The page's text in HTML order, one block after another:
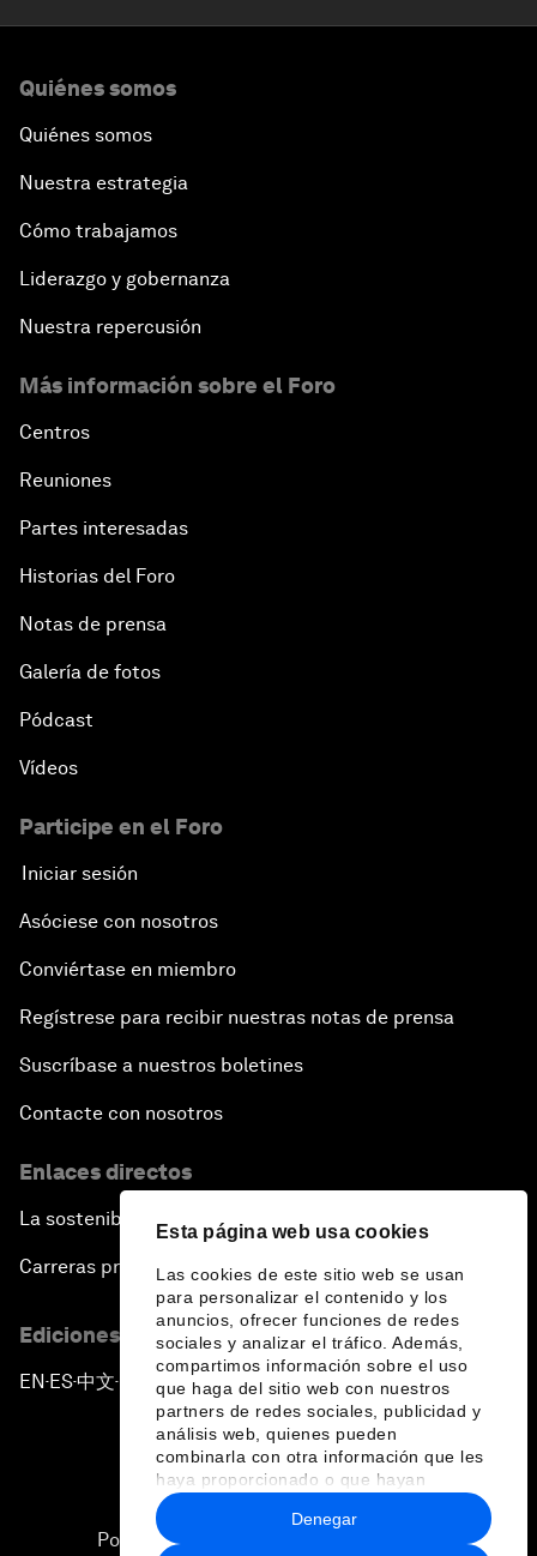
Esta página web usa cookies
Las cookies de este sitio web se usan
para personalizar el contenido y los
anuncios, ofrecer funciones de redes
sociales y analizar el tráfico. Además,
compartimos información sobre el uso
que haga del sitio web con nuestros
partners de redes sociales, publicidad y
análisis web, quienes pueden
combinarla con otra información que les
haya proporcionado o que hayan
recopilado a partir del uso que haya
hecho de sus servicios.
Denegar
Quiénes somos
Quiénes somos
Nuestra estrategia
Cómo trabajamos
Liderazgo y gobernanza
Nuestra repercusión
Más información sobre el Foro
Centros
Reuniones
Partes interesadas
Historias del Foro
Notas de prensa
Galería de fotos
Pódcast
Vídeos
Participe en el Foro
Iniciar sesión
Asóciese con nosotros
Conviértase en miembro
Regístrese para recibir nuestras notas de prensa
Suscríbase a nuestros boletines
Contacte con nosotros
Enlaces directos
La sostenibilidad en el Foro
Carreras profesionales
Ediciones en otros idiomas
EN ▪ES▪中文▪ 日本語
Política de privacidad y normas de uso